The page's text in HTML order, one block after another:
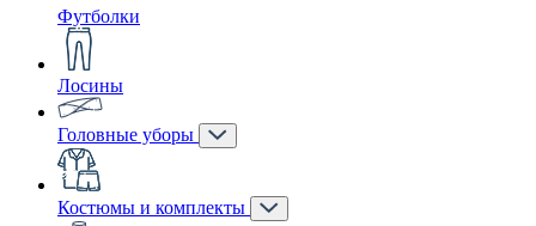
Футболки
Лосины
Головные уборы
Костюмы и комплекты